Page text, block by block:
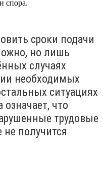
спора.
сроки подачи
но лишь
случаях
необходимых
ситуациях
означает, что
трудовые
не получится